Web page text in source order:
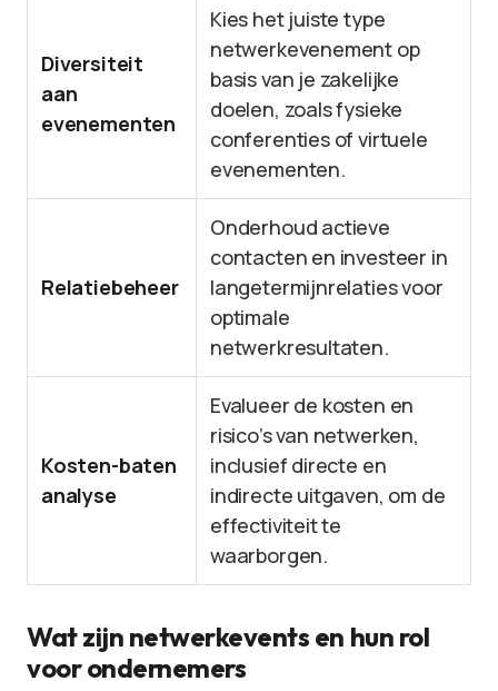
Diversiteit
aan
evenementen
Kies het juiste type
netwerkevenement op
basis van je zakelijke
doelen, zoals fysieke
conferenties of virtuele
evenementen.
Relatiebeheer
Onderhoud actieve
contacten en investeer in
langetermijnrelaties voor
optimale
netwerkresultaten.
Kosten-baten
analyse
Evalueer de kosten en
risico’s van netwerken,
inclusief directe en
indirecte uitgaven, om de
effectiviteit te
waarborgen.
Wat zijn netwerkevents en hun rol
voor ondernemers